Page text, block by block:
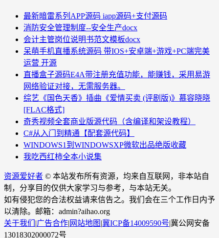
最新暗雷系列APP源码 iapp源码+支付源码
消防安全管理制度--安全生产docx
会计主管岗位说明书范文模板docx
呆萌手机直播系统源码 带IOS+安卓端+游戏+PC端完美
运营​ 开源
直播盒子源码E4A带注册充值功能，能赚钱，采用易游
网络验证对接，无需服务器。
综艺《国色天香》插曲《爱情买卖 (评剧版)》慕容晓晓
[FLAC格式]
奇秀视频全套商业版源代码（含编译和架设教程）
C#从入门到精通【配套源代码】
WINDOWS1到WINDOWSXP微软出品绝版收藏
我吃西红柿全本小说集
资源爱好者 © 本站发布所有资源，均来自互联网，非本站自
制，分享目的仅供大家学习与参考，与本站无关。
如有侵犯您的合法权益请来信告之。我们会在三个工作日内予
以清除。邮箱：admin?aihao.org
关于我们 |广告合作| 网站地图 |冀ICP备14009590号|冀公网安备
13018302000072号